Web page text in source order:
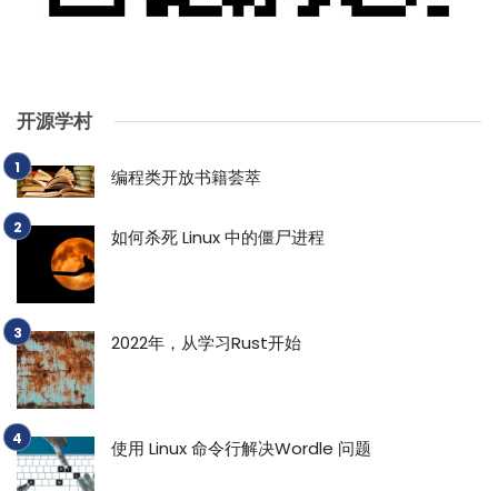
开源学村
编程类开放书籍荟萃
如何杀死 Linux 中的僵尸进程
2022年，从学习Rust开始
使用 Linux 命令行解决Wordle 问题